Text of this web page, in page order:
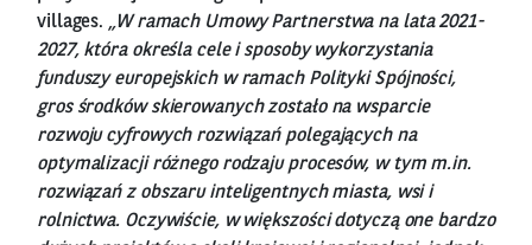
villages. „W ramach Umowy Partnerstwa na lata 2021-
2027, która określa cele i sposoby wykorzystania
funduszy europejskich w ramach Polityki Spójności,
gros środków skierowanych zostało na wsparcie
rozwoju cyfrowych rozwiązań polegających na
optymalizacji różnego rodzaju procesów, w tym m.in.
rozwiązań z obszaru inteligentnych miasta, wsi i
rolnictwa. Oczywiście, w większości dotyczą one bardzo